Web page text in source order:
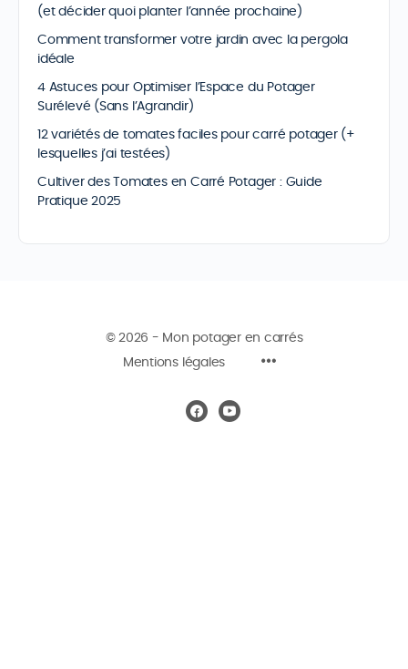
(et décider quoi planter l’année prochaine)
Comment transformer votre jardin avec la pergola
idéale
4 Astuces pour Optimiser l’Espace du Potager
Surélevé (Sans l’Agrandir)
12 variétés de tomates faciles pour carré potager (+
lesquelles j’ai testées)
Cultiver des Tomates en Carré Potager : Guide
Pratique 2025
© 2026 - Mon potager en carrés
Mentions légales